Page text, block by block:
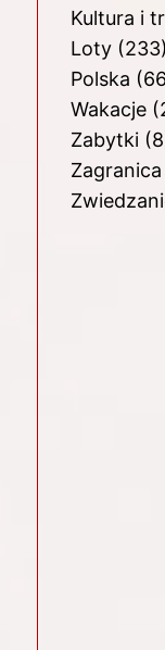
Kultura i
Loty(233)
Polska
Wakacje
Zabytki
Zagranica